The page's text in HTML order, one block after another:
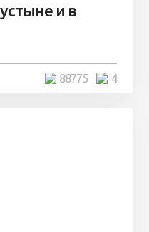
и в
4
88775